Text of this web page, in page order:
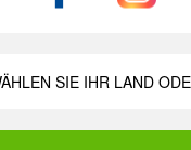
SIE IHR LAND